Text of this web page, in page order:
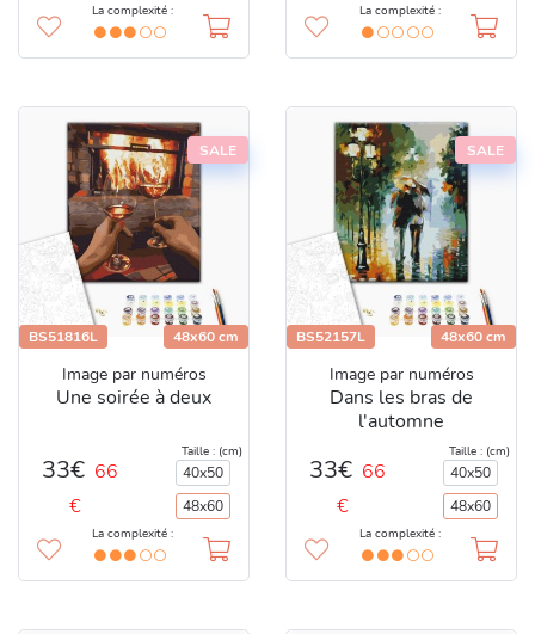
La complexité : La complexité :
SALE
BS51816L 48x60 cm
Image par numéros
Une soirée à deux
33€ 66
€
Taille : (cm)
40x50
48x60
La complexité :
SALE
BS52157L 48x60 cm
Image par numéros
Dans les bras de
l'automne
33€ 66
€
Taille : (cm)
40x50
48x60
La complexité :